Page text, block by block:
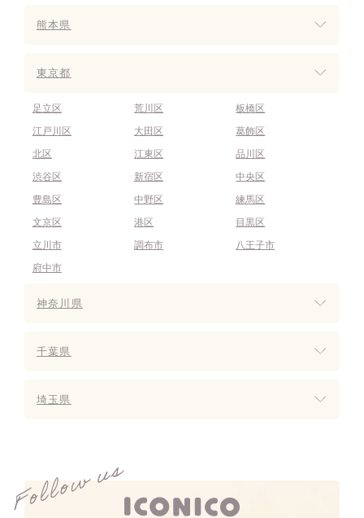
熊本県
東京都
足立区 荒川区
板橋区
江戸川区
大田区
葛飾区
北区
江東区
品川区
渋谷区
新宿区
中央区
豊島区
中野区
練馬区
文京区
港区
目黒区
立川市
調布市
八王子市
府中市
神奈川県
千葉県
埼玉県